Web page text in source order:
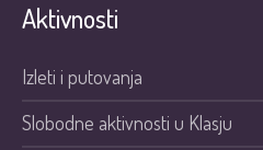
Aktivnosti
Izleti i putovanja
Slobodne aktivnosti u Klasju